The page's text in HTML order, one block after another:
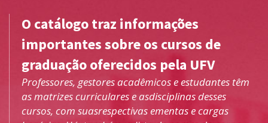
O catálogo traz informações
importantes sobre os cursos de
graduação oferecidos pela UFV
Professores, gestores acadêmicos e estudantes têm
as matrizes curriculares e asdisciplinas desses
cursos, com suasrespectivas ementas e cargas